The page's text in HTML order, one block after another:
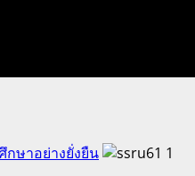
ษาอย่างยั่งยืน
1